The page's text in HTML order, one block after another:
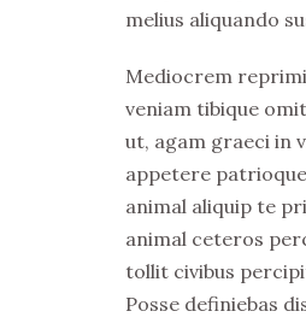
melius aliquando
Mediocrem
veniam tibique
ut, agam graeci in
appetere
animal aliquip te
animal ceteros
tollit civibus
Posse definiebas